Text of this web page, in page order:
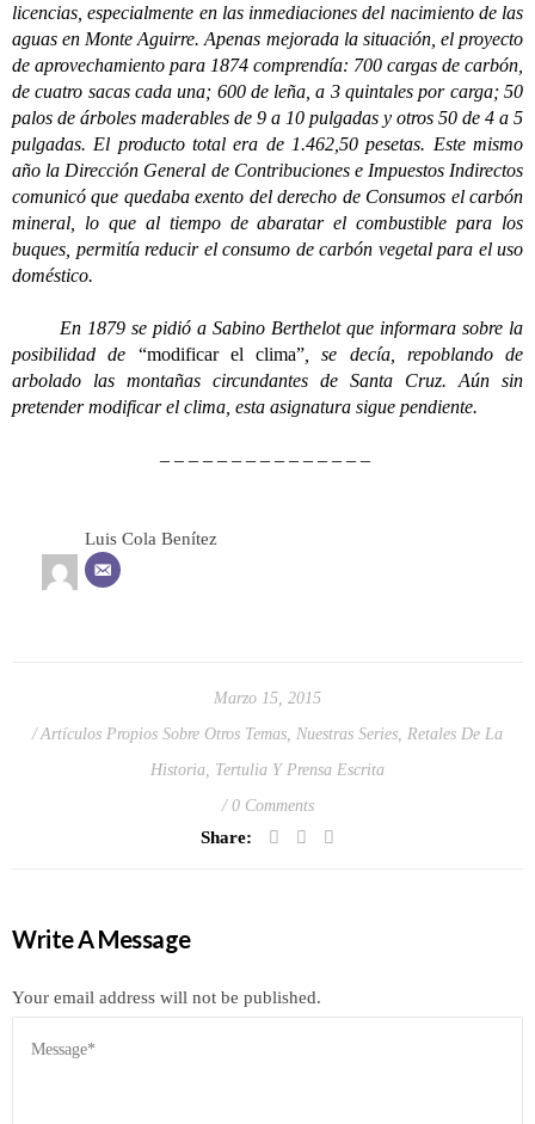
licencias, especialmente en las inmediaciones del nacimiento de las
aguas en Monte Aguirre. Apenas mejorada la situación, el proyecto
de aprovechamiento para 1874 comprendía: 700 cargas de carbón,
de cuatro sacas cada una; 600 de leña, a 3 quintales por carga; 50
palos de árboles maderables de 9 a 10 pulgadas y otros 50 de 4 a 5
pulgadas. El producto total era de 1.462,50 pesetas. Este mismo
año la Dirección General de Contribuciones e Impuestos Indirectos
comunicó que quedaba exento del derecho de Consumos el carbón
mineral, lo que al tiempo de abaratar el combustible para los
buques, permitía reducir el consumo de carbón vegetal para el uso
doméstico.
En 1879 se pidió a Sabino Berthelot que informara sobre la
posibilidad de “modificar el clima” , se decía, repoblando de
arbolado las montañas circundantes de Santa Cruz. Aún sin
pretender modificar el clima, esta asignatura sigue pendiente.
– – – – – – – – – – – – – – –
Luis Cola Benítez
Marzo 15, 2015
Artículos Propios Sobre Otros Temas Nuestras Series Retales De La
Historia Tertulia Y Prensa Escrita
0 Comments
Share:
Write A Message
Your email address will not be published.